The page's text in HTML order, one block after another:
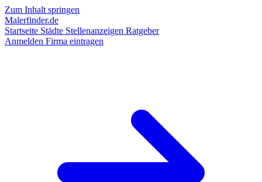
Zum Inhalt springen
Malerfinder.de
Startseite Städte Stellenanzeigen Ratgeber
Anmelden Firma eintragen